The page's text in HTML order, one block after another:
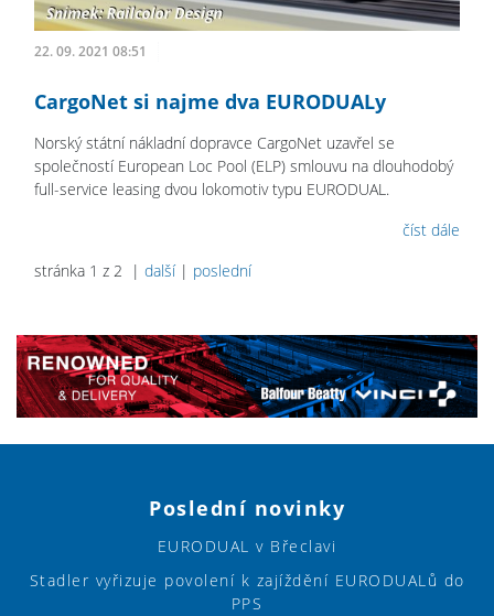
22. 09. 2021 08:51
CargoNet si najme dva EURODUALy
Norský státní nákladní dopravce CargoNet uzavřel se
společností European Loc Pool (ELP) smlouvu na dlouhodobý
full-service leasing dvou lokomotiv typu EURODUAL.
číst dále
stránka 1 z 2 | další| poslední
Poslední novinky
EURODUAL v Břeclavi
Stadler vyřizuje povolení k zajíždění EURODUALů do
PPS